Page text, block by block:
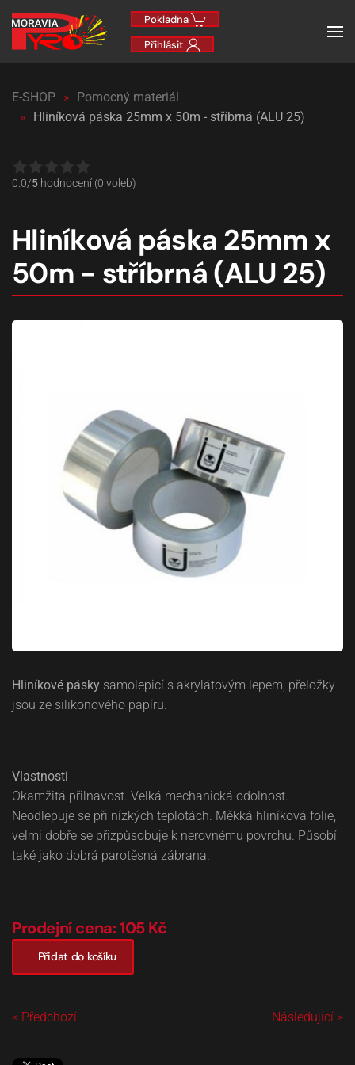
Pokladna
Přihlásit
E-SHOP
Pomocný materiál
Hliníková páska 25mm x 50m - stříbrná (ALU 25)
0.0/5 hodnocení (0 voleb)
Hliníková páska 25mm x
50m - stříbrná (ALU 25)
Hliníkové pásky samolepicí s akrylátovým lepem, přeložky
jsou ze silikonového papíru.
Vlastnosti
Okamžitá přilnavost. Velká mechanická odolnost.
Neodlepuje se při nízkých teplotách. Měkká hliníková folie,
velmi dobře se přizpůsobuje k nerovnému povrchu. Působí
také jako dobrá parotěsná zábrana.
Prodejní cena: 105 Kč
Přidat do košíku
< Předchozí Následující >